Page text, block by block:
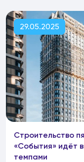
29.05.2025
Строительство
«События» идёт
темпами